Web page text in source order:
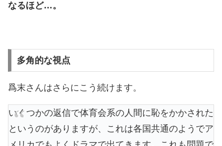
なるほど…。
多角的な視点
爲末さんはさらにこう続けます。
いくつかの返信で体育会系の人間に恥をかかされた
というのがありますが、これは各国共通のようでア